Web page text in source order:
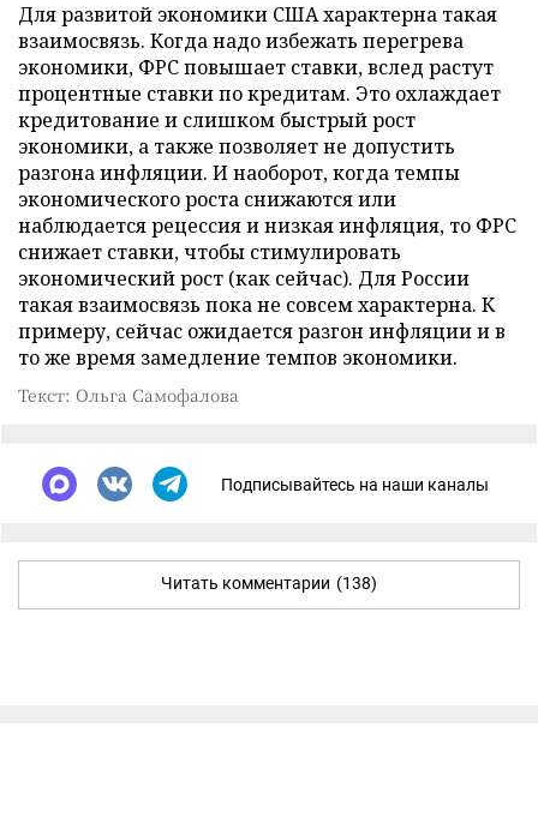
Для развитой экономики США характерна такая
взаимосвязь. Когда надо избежать перегрева
экономики, ФРС повышает ставки, вслед растут
процентные ставки по кредитам. Это охлаждает
кредитование и слишком быстрый рост
экономики, а также позволяет не допустить
разгона инфляции. И наоборот, когда темпы
экономического роста снижаются или
наблюдается рецессия и низкая инфляция, то ФРС
снижает ставки, чтобы стимулировать
экономический рост (как сейчас). Для России
такая взаимосвязь пока не совсем характерна. К
примеру, сейчас ожидается разгон инфляции и в
то же время замедление темпов экономики.
Текст: Ольга Самофалова
Подписывайтесь на наши каналы
Читать комментарии (138)